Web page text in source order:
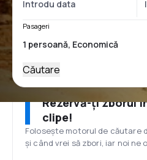
Pasageri
Căutare
Rezervă-ți zborul
clipe!
Folosește motorul de căutare
și când vrei să zbori, iar noi ne